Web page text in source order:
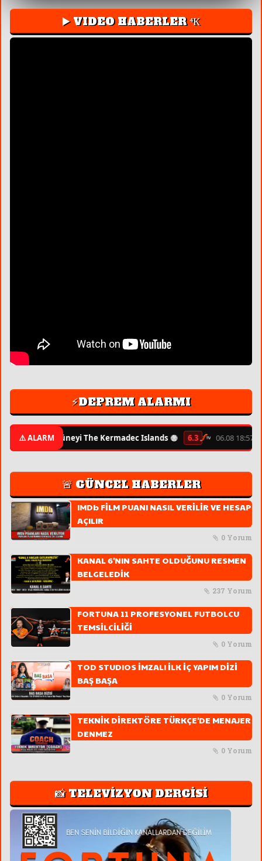
▶️ VIDEO HABERLER ⁴К
⚡DEPREM ALARMI
⚠️ ALARM
07:43 Güneyi The Kermadec Islands 🌐 6.3 06.08 18:57
🚨 GÜNCEL HABERLER
IMDb FİLM PUANI NASIL VERİLİR VE HESAP
AÇILIR
0 Yorum
KANAL 6'NIN SAHTE OLDUĞUNU RESMEN
BELGELEDİK
237 Yorum
FORTUNA 11 PROFESYONEL FUTBOLCU
TEMSİLCİLİĞİ
0 Yorum
TOD STUDIOS İMZALI İLK İÇ YAPIM DİZİ
BAŞ BAŞA
0 Yorum
TEKNİK DİREKTÖRE TÜRKÇE'DE MENAJER
DENMEZ
0 Yorum
📸 TELEVİZYON DERGİSİ